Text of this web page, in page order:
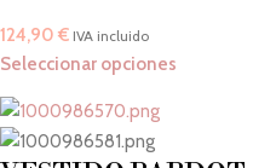
124,90 € IVA incluido
Seleccionar opciones